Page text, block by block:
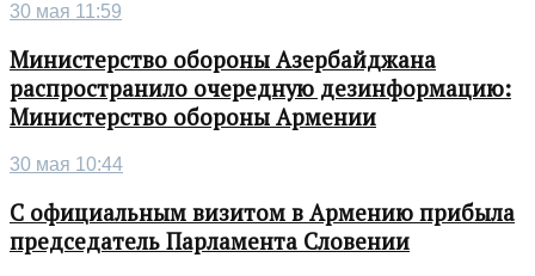
30 мая 11:59
Министерство обороны Азербайджана
распространило очередную дезинформацию:
Министерство обороны Армении
30 мая 10:44
С официальным визитом в Армению прибыла
председатель Парламента Словении